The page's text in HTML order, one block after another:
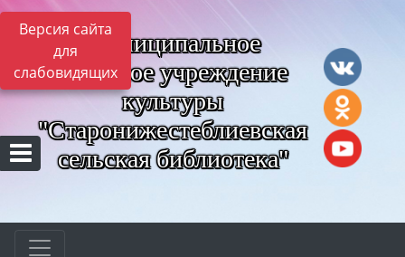
Версия сайта
для
слабовидящих
Муниципальное
казённое учреждение
культуры
"Старонижестеблиевская
сельская библиотека"